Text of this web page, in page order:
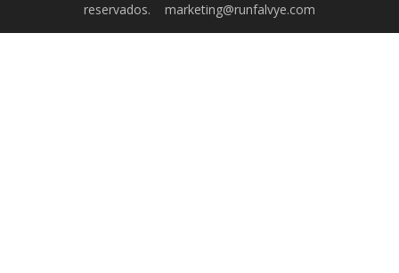
reservados. marketing@runfalvye.com